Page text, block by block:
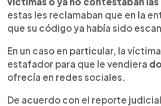
estas les reclamaban que en la
que su código ya había sido
En un caso en particular, la
estafador para que le vendiera
ofrecía en redes sociales.
De acuerdo con el reporte